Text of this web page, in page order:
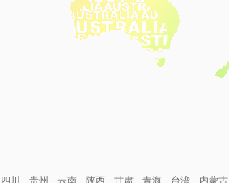
四川 贵州 云南 陕西 甘肃 青海 台湾 内蒙古